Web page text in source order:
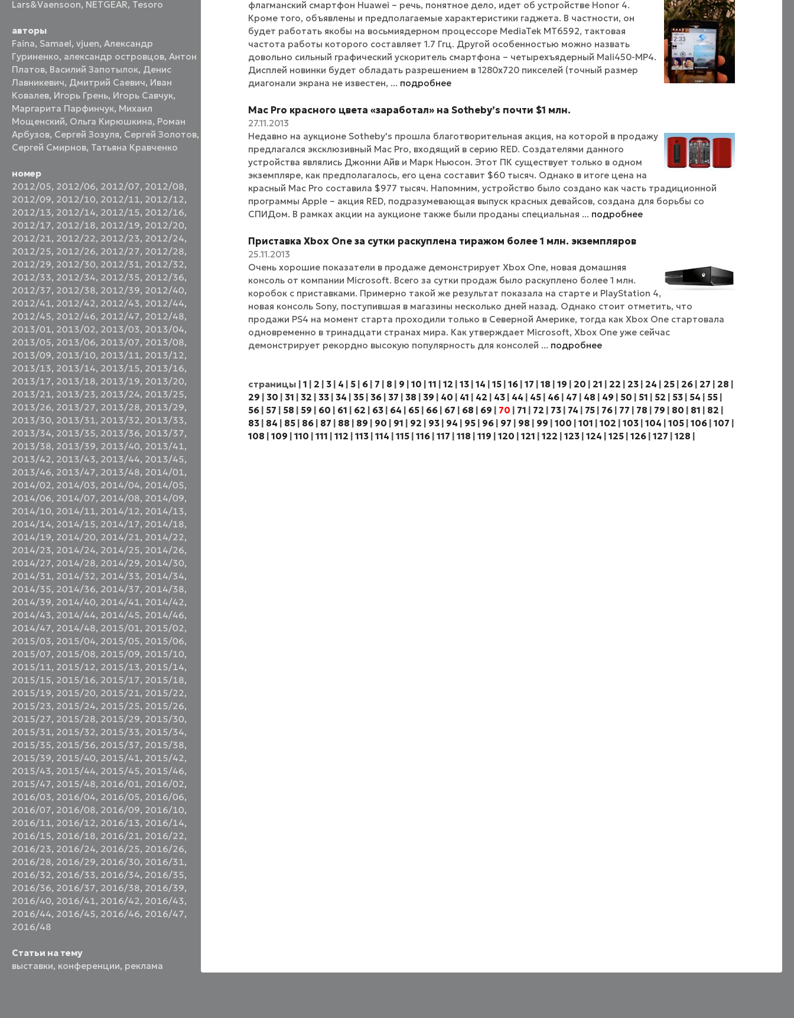
Lars&Vaensoon, NETGEAR, Tesoro
авторы
Faina, Samael,vjuen,Александр
Гуриненко, александр островцов,Антон
Платов, Василий Запотылок, Денис
Лавникевич, Дмитрий Саевич, Иван
Ковалев, Игорь Грень, Игорь Савчук,
Маргарита Парфинчук, Михаил
Мощенский, Ольга Кирюшкина, Роман
Арбузов, Сергей Зозуля, Сергей Золотов,
Сергей Смирнов, Татьяна Кравченко
номер
2012/05, 2012/06, 2012/07, 2012/08,
2012/09, 2012/10, 2012/11, 2012/12,
2012/13, 2012/14, 2012/15, 2012/16,
2012/17, 2012/18, 2012/19, 2012/20,
2012/21, 2012/22, 2012/23, 2012/24,
2012/25, 2012/26, 2012/27, 2012/28,
2012/29, 2012/30, 2012/31, 2012/32,
2012/33, 2012/34, 2012/35, 2012/36,
2012/37, 2012/38, 2012/39, 2012/40,
2012/41, 2012/42, 2012/43, 2012/44,
2012/45, 2012/46, 2012/47, 2012/48,
2013/01, 2013/02, 2013/03, 2013/04,
2013/05, 2013/06, 2013/07, 2013/08,
2013/09, 2013/10, 2013/11, 2013/12,
2013/13, 2013/14, 2013/15, 2013/16,
2013/17, 2013/18, 2013/19, 2013/20,
2013/21, 2013/23, 2013/24, 2013/25,
2013/26, 2013/27, 2013/28, 2013/29,
2013/30, 2013/31, 2013/32, 2013/33,
2013/34, 2013/35, 2013/36, 2013/37,
2013/38, 2013/39, 2013/40, 2013/41,
2013/42, 2013/43, 2013/44, 2013/45,
2013/46, 2013/47, 2013/48, 2014/01,
2014/02, 2014/03, 2014/04, 2014/05,
2014/06, 2014/07, 2014/08, 2014/09,
2014/10, 2014/11, 2014/12, 2014/13,
2014/14, 2014/15, 2014/17, 2014/18,
2014/19, 2014/20, 2014/21, 2014/22,
2014/23, 2014/24, 2014/25, 2014/26,
2014/27, 2014/28, 2014/29, 2014/30,
2014/31, 2014/32, 2014/33, 2014/34,
2014/35, 2014/36, 2014/37, 2014/38,
2014/39, 2014/40, 2014/41, 2014/42,
2014/43, 2014/44, 2014/45, 2014/46,
2014/47, 2014/48, 2015/01, 2015/02,
2015/03, 2015/04, 2015/05, 2015/06,
2015/07, 2015/08, 2015/09, 2015/10,
2015/11, 2015/12, 2015/13, 2015/14,
2015/15, 2015/16, 2015/17, 2015/18,
2015/19, 2015/20, 2015/21, 2015/22,
2015/23, 2015/24, 2015/25, 2015/26,
2015/27, 2015/28, 2015/29, 2015/30,
2015/31, 2015/32, 2015/33, 2015/34,
2015/35, 2015/36, 2015/37, 2015/38,
2015/39, 2015/40, 2015/41, 2015/42,
2015/43, 2015/44, 2015/45, 2015/46,
2015/47, 2015/48, 2016/01, 2016/02,
2016/03, 2016/04, 2016/05, 2016/06,
2016/07, 2016/08, 2016/09, 2016/10,
2016/11, 2016/12, 2016/13, 2016/14,
2016/15, 2016/18, 2016/21, 2016/22,
2016/23, 2016/24, 2016/25, 2016/26,
2016/28, 2016/29, 2016/30, 2016/31,
2016/32, 2016/33, 2016/34, 2016/35,
2016/36, 2016/37, 2016/38, 2016/39,
2016/40, 2016/41, 2016/42, 2016/43,
2016/44, 2016/45, 2016/46, 2016/47,
2016/48
Статьи на тему
выставки, конференции, реклама
флагманский смартфон Huawei – речь, понятное дело, идет об устройстве Honor 4.
Кроме того, объявлены и предполагаемые характеристики гаджета. В частности, он
будет работать якобы на восьмиядерном процессоре MediaTek MT6592, тактовая
частота работы которого составляет 1.7 Ггц. Другой особенностью можно назвать
довольно сильный графический ускоритель смартфона – четырехъядерный Mali450-MP4.
Дисплей новинки будет обладать разрешением в 1280х720 пикселей (точный размер
диагонали экрана не известен, ... подробнее
Mac Pro красного цвета «заработал» на Sotheby’s почти $1 млн.
27.11.2013
Недавно на аукционе Sotheby's прошла благотворительная акция, на которой в продажу
предлагался эксклюзивный Mac Pro, входящий в серию RED. Создателями данного
устройства являлись Джонни Айв и Марк Ньюсон. Этот ПК существует только в одном
экземпляре, как предполагалось, его цена составит $60 тысяч. Однако в итоге цена на
красный Mac Pro составила $977 тысяч. Напомним, устройство было создано как часть традиционной
программы Apple – акция RED, подразумевающая выпуск красных девайсов, создана для борьбы со
СПИДом. В рамках акции на аукционе также были проданы специальная ... подробнее
Приставка Xbox One за сутки раскуплена тиражом более 1 млн. экземпляров
25.11.2013
Очень хорошие показатели в продаже демонстрирует Xbox One, новая домашняя
консоль от компании Microsoft. Всего за сутки продаж было раскуплено более 1 млн.
коробок с приставками. Примерно такой же результат показала на старте и PlayStation 4,
новая консоль Sony, поступившая в магазины несколько дней назад. Однако стоит отметить, что
продажи PS4 на момент старта проходили только в Северной Америке, тогда как Xbox One стартовала
одновременно в тринадцати странах мира. Как утверждает Microsoft, Xbox One уже сейчас
демонстрирует рекордно высокую популярность для консолей ... подробнее
страницы | 1 | 2 | 3| 4 | 5| 6| 7 | 8 | 9 | 10 | 11 | 12 | 13| 14 | 15| 16| 17 | 18 | 19 | 20 | 21 | 22 | 23| 24 | 25| 26| 27 | 28 |
29 | 30 | 31 | 32 | 33| 34 | 35| 36| 37 | 38 | 39 | 40 | 41 | 42 | 43| 44 | 45| 46| 47 | 48 | 49 | 50 | 51 | 52 | 53| 54 | 55|
56| 57 | 58 | 59 | 60 | 61 | 62 | 63| 64 | 65| 66| 67 | 68 | 69 | 70 | 71 | 72 | 73| 74 | 75| 76| 77 | 78 | 79 | 80 | 81 | 82 |
83| 84 | 85| 86| 87 | 88 | 89 | 90 | 91 | 92 | 93| 94 | 95| 96| 97 | 98 | 99 | 100 | 101 | 102 | 103| 104 | 105| 106| 107 |
108 | 109 | 110 | 111 | 112 | 113| 114 | 115| 116| 117 | 118 | 119 | 120 | 121 | 122 | 123| 124 | 125| 126| 127 | 128 |